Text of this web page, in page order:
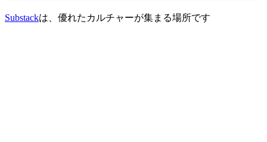
Substackは、優れたカルチャーが集まる場所です